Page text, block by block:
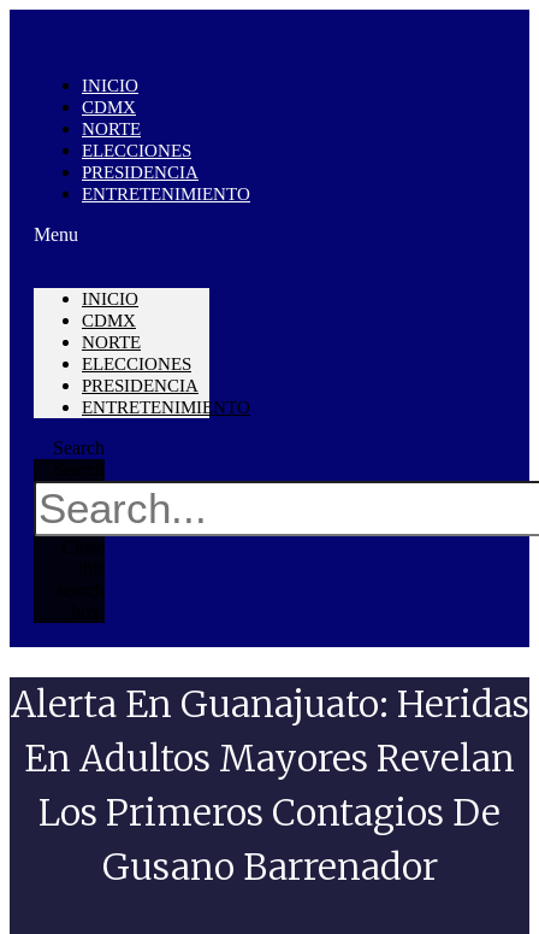
INICIO
CDMX
NORTE
ELECCIONES
PRESIDENCIA
ENTRETENIMIENTO
Menu
INICIO
CDMX
NORTE
ELECCIONES
PRESIDENCIA
ENTRETENIMIENTO
Search
Alerta En Guanajuato: Heridas
En Adultos Mayores Revelan
Los Primeros Contagios De
Gusano Barrenador